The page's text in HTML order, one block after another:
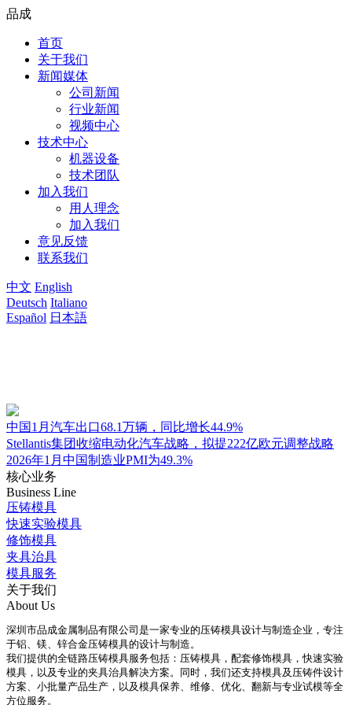
品成
首页
关于我们
新闻媒体
公司新闻
行业新闻
视频中心
技术中心
机器设备
技术团队
加入我们
用人理念
加入我们
意见反馈
联系我们
中文 English
Deutsch Italiano
Español 日本語
中国1月汽车出口68.1万辆，同比增长44.9%
Stellantis集团收缩电动化汽车战略，拟提222亿欧元调整战略
2026年1月中国制造业PMI为49.3%
核心业务
Business Line
压铸模具
快速实验模具
修饰模具
夹具治具
模具服务
关于我们
About Us
深圳市品成金属制品有限公司是一家专业的压铸模具设计与制造企业，专注
于铝、镁、锌合金压铸模具的设计与制造。
我们提供的全链路压铸模具服务包括：压铸模具，配套修饰模具，快速实验
模具，以及专业的夹具治具解决方案。同时，我们还支持模具及压铸件设计
方案、小批量产品生产，以及模具保养、维修、优化、翻新与专业试模等全
方位服务。